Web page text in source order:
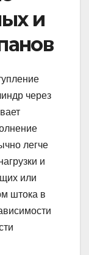
и
через
легче
и
или
штока в